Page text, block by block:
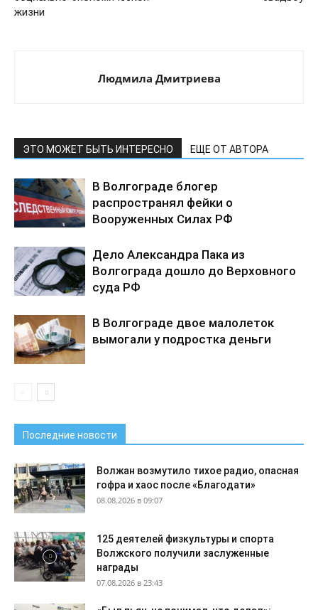
жизни
Людмила Дмитриева
ЭТО МОЖЕТ БЫТЬ ИНТЕРЕСНО ЕЩЕ ОТ АВТОРА
В Волгограде блогер
распространял фейки о
Вооруженных Силах РФ
Дело Александра Пака из
Волгограда дошло до Верховного
суда РФ
В Волгограде двое малолеток
вымогали у подростка деньги
Последние новости
Волжан возмутило тихое радио, опасная
гофра и хаос после «Благодати»
08.08.2026 в 09:07
125 деятелей физкультуры и спорта
Волжского получили заслуженные
награды
07.08.2026 в 23:43